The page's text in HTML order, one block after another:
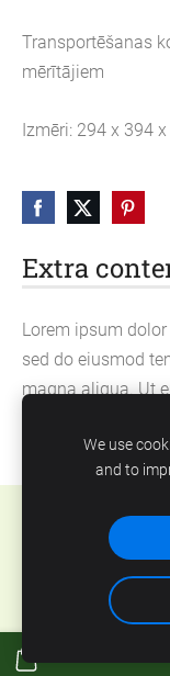
Extra
Lorem ipsum
sed do eiusmod
magna aliqua. Ut
commodo
Transportēšanas
mērītājiem
Izmēri: 294 x 394
We use
and to